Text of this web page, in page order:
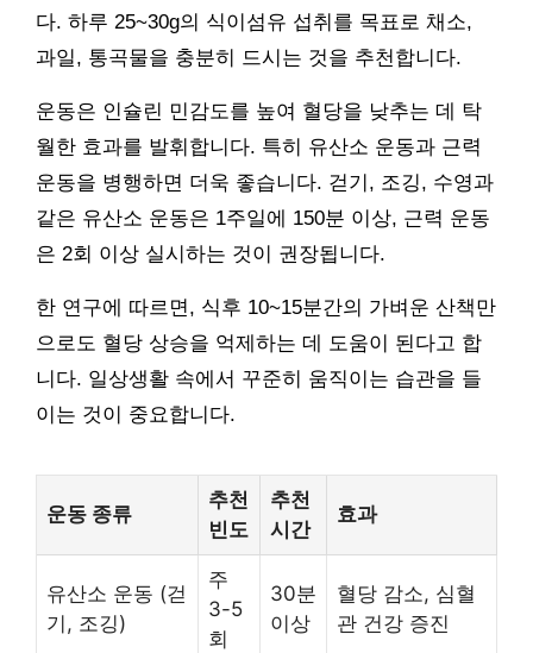
다. 하루 25~30g의 식이섬유 섭취를 목표로 채소,
과일, 통곡물을 충분히 드시는 것을 추천합니다.
운동은 인슐린 민감도를 높여 혈당을 낮추는 데 탁
월한 효과를 발휘합니다. 특히 유산소 운동과 근력
운동을 병행하면 더욱 좋습니다. 걷기, 조깅, 수영과
같은 유산소 운동은 1주일에 150분 이상, 근력 운동
은 2회 이상 실시하는 것이 권장됩니다.
한 연구에 따르면, 식후 10~15분간의 가벼운 산책만
으로도 혈당 상승을 억제하는 데 도움이 된다고 합
니다. 일상생활 속에서 꾸준히 움직이는 습관을 들
이는 것이 중요합니다.
운동 종류
추천
빈도
추천
시간
효과
유산소 운동 (걷
기, 조깅)
주
3-5
회
30분
이상
혈당 감소, 심혈
관 건강 증진